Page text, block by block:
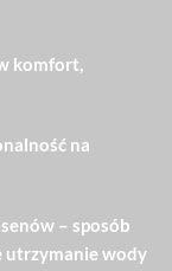
komfort,
na
– sposób
utrzymanie wody